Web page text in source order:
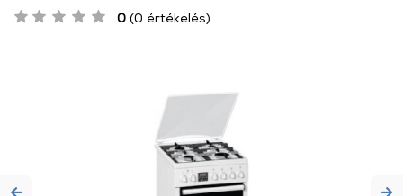
0 (0 értékelés)